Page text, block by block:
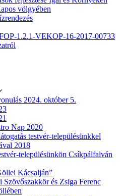
völgyében
1.2.1-VEKOP-16-2017-00733
2024. október 5.
Nap 2020
testvér-településünkkel
2018
településünkön Csíkpálfalván
Kácsalján”
Szövőszakkör és Zsiga Ferenc